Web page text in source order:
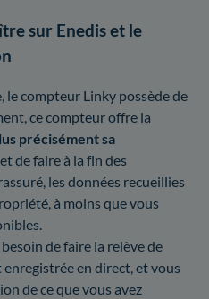
sur Enedis et le
compteur Linky possède de
ce compteur offre la
précisément sa
, et de faire à la fin des
rassuré, les données recueillies
à moins que vous
de faire la relève de
en direct, et vous
de ce que vous avez